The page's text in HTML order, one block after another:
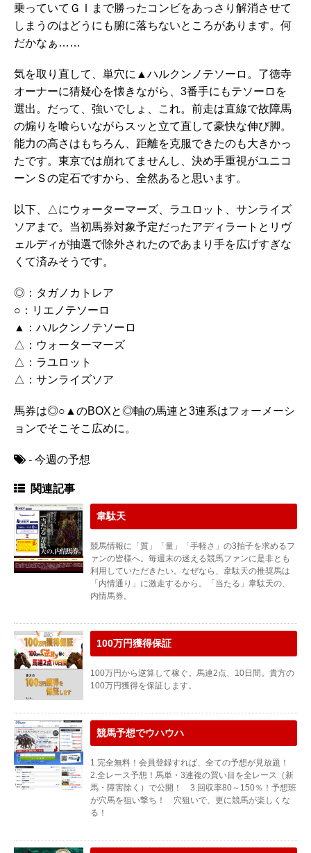
乗っていてＧＩまで勝ったコンビをあっさり解消させて
しまうのはどうにも腑に落ちないところがあります。何
だかなぁ……
気を取り直して、単穴に▲ハルクンノテソーロ。了徳寺
オーナーに猜疑心を懐きながら、3番手にもテソーロを
選出。だって、強いでしょ、これ。前走は直線で故障馬
の煽りを喰らいながらスッと立て直して豪快な伸び脚。
能力の高さはもちろん、距離を克服できたのも大きかっ
たです。東京では崩れてませんし、決め手重視がユニコ
ーンＳの定石ですから、全然あると思います。
以下、△にウォーターマーズ、ラユロット、サンライズ
ソアまで。当初馬券対象予定だったアディラートとリヴ
ェルディが抽選で除外されたのであまり手を広げすぎな
くて済みそうです。
◎：タガノカトレア
○：リエノテソーロ
▲：ハルクンノテソーロ
△：ウォーターマーズ
△：ラユロット
△：サンライズソア
馬券は◎○▲のBOXと◎軸の馬連と3連系はフォーメーシ
ョンでそこそこ広めに。
- 今週の予想
関連記事
韋駄天
競馬情報に「質」「量」「手軽さ」の3拍子を求めるフ
ァンの皆様へ。毎週末の迷える競馬ファンに是非とも
利用していただきたい。なぜなら、韋駄天の推奨馬は
「内情通り」に激走するから。「当たる」韋駄天の、
内情馬券。
100万円獲得保証
100万円から逆算して稼ぐ。馬連2点、10日間。貴方の
100万円獲得を保証します。
競馬予想でウハウハ
1.完全無料！会員登録すれば、全ての予想が見放題！
2.全レース予想！馬単・3連複の買い目を全レース（新
馬・障害除く）で公開！ 3.回収率80～150％！予想班
が穴馬を狙い撃ち！ 穴狙いで、更に競馬が楽しくな
る！